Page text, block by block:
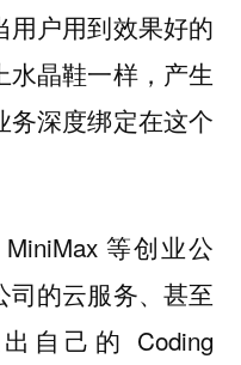
用户用到效果好的
晶鞋一样，产生
深度绑定在这个
等创业公
的云服务、甚至
自己的 Coding